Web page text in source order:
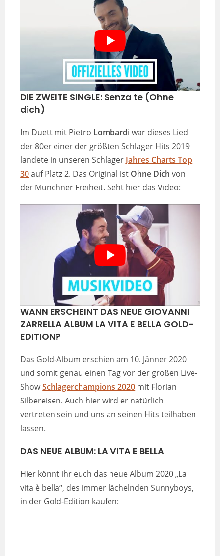
DIE ZWEITE SINGLE: Senza te (Ohne
dich)
Im Duett mit Pietro Lombardi war dieses Lied
der 80er einer der größten Schlager Hits 2019
landete in unseren Schlager Jahres Charts Top
30auf Platz 2. Das Original ist Ohne Dich von
der Münchner Freiheit. Seht hier das Video:
WANN ERSCHEINT DAS NEUE GIOVANNI
ZARRELLA ALBUM LA VITA E BELLA GOLD-
EDITION?
Das Gold-Album erschien am 10. Jänner 2020
und somit genau einen Tag vor der großen Live-
ShowSchlagerchampions 2020 mit Florian
Silbereisen. Auch hier wird er natürlich
vertreten sein und uns an seinen Hits teilhaben
lassen.
DAS NEUE ALBUM: LA VITA E BELLA
Hier könnt ihr euch das neue Album 2020 „La
vita è bella“, des immer lächelnden Sunnyboys,
in der Gold-Edition kaufen: